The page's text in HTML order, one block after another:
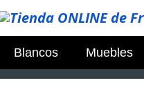
Blancos Muebles